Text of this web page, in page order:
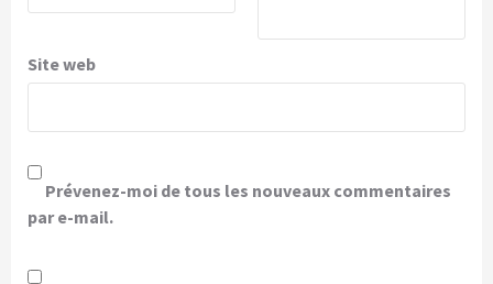
Site web
Prévenez-moi de tous les nouveaux commentaires
par e-mail.